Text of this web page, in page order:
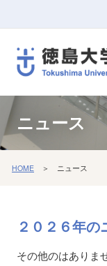
ニュース
HOME ＞ ニュース
２０２６年の
その他のはありま